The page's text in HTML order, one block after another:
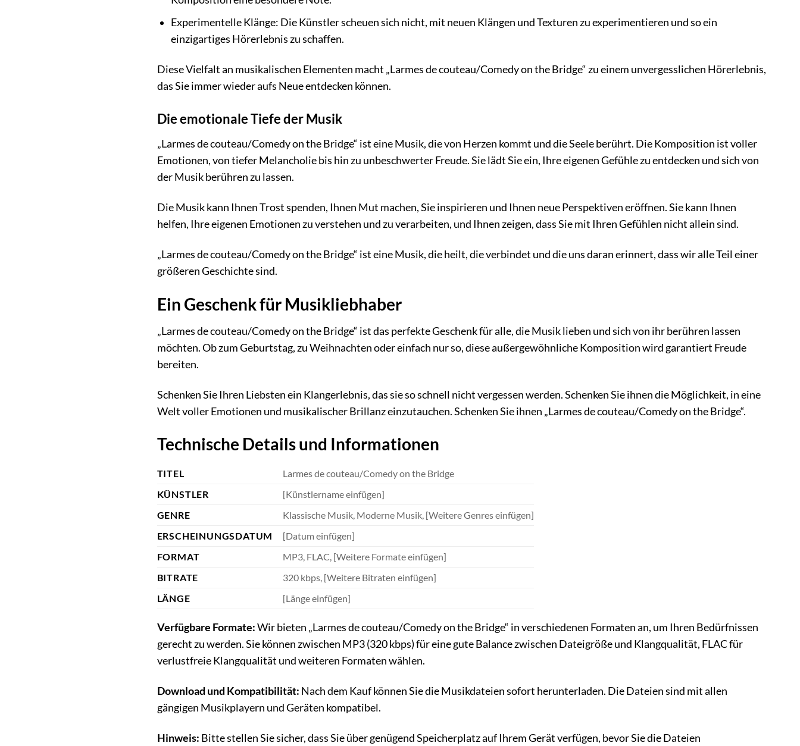
Experimentelle Klänge: Die Künstler scheuen sich nicht, mit neuen Klängen und Texturen zu experimentieren und so ein
einzigartiges Hörerlebnis zu schaffen.
Diese Vielfalt an musikalischen Elementen macht „Larmes de couteau/Comedy on the Bridge“ zu einem unvergesslichen Hörerlebnis,
das Sie immer wieder aufs Neue entdecken können.
Die emotionale Tiefe der Musik
„Larmes de couteau/Comedy on the Bridge“ ist eine Musik, die von Herzen kommt und die Seele berührt. Die Komposition ist voller
Emotionen, von tiefer Melancholie bis hin zu unbeschwerter Freude. Sie lädt Sie ein, Ihre eigenen Gefühle zu entdecken und sich von
der Musik berühren zu lassen.
Die Musik kann Ihnen Trost spenden, Ihnen Mut machen, Sie inspirieren und Ihnen neue Perspektiven eröffnen. Sie kann Ihnen
helfen, Ihre eigenen Emotionen zu verstehen und zu verarbeiten, und Ihnen zeigen, dass Sie mit Ihren Gefühlen nicht allein sind.
„Larmes de couteau/Comedy on the Bridge“ ist eine Musik, die heilt, die verbindet und die uns daran erinnert, dass wir alle Teil einer
größeren Geschichte sind.
Ein Geschenk für Musikliebhaber
„Larmes de couteau/Comedy on the Bridge“ ist das perfekte Geschenk für alle, die Musik lieben und sich von ihr berühren lassen
möchten. Ob zum Geburtstag, zu Weihnachten oder einfach nur so, diese außergewöhnliche Komposition wird garantiert Freude
bereiten.
Schenken Sie Ihren Liebsten ein Klangerlebnis, das sie so schnell nicht vergessen werden. Schenken Sie ihnen die Möglichkeit, in eine
Welt voller Emotionen und musikalischer Brillanz einzutauchen. Schenken Sie ihnen „Larmes de couteau/Comedy on the Bridge“.
Technische Details und Informationen
TITEL
Larmes de couteau/Comedy on the Bridge
KÜNSTLER
[Künstlername einfügen]
GENRE
Klassische Musik, Moderne Musik, [Weitere Genres einfügen]
ERSCHEINUNGSDATUM
[Datum einfügen]
FORMAT
MP3, FLAC, [Weitere Formate einfügen]
BITRATE
320 kbps, [Weitere Bitraten einfügen]
LÄNGE
[Länge einfügen]
Verfügbare Formate:Wir bieten „Larmes de couteau/Comedy on the Bridge“ in verschiedenen Formaten an, um Ihren Bedürfnissen
gerecht zu werden. Sie können zwischen MP3 (320 kbps) für eine gute Balance zwischen Dateigröße und Klangqualität, FLAC für
verlustfreie Klangqualität und weiteren Formaten wählen.
Download und Kompatibilität: Nach dem Kauf können Sie die Musikdateien sofort herunterladen. Die Dateien sind mit allen
gängigen Musikplayern und Geräten kompatibel.
Hinweis: Bitte stellen Sie sicher, dass Sie über genügend Speicherplatz auf Ihrem Gerät verfügen, bevor Sie die Dateien